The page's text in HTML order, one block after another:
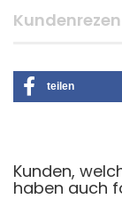
teilen
Kunden,
haben auch